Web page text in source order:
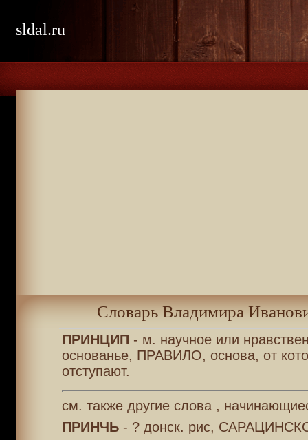
sldal.ru
Словарь Владимира
ПРИНЦИП - м. научное или
основанье, ПРАВИЛО, основа, от
отступают.
см. также другие слова ,
ПРИНЧЬ- ? донск. рис,